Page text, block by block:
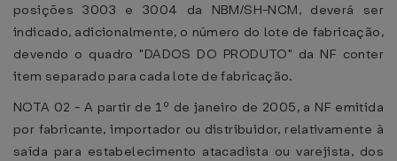
posições 3003 e 3004 da NBM/SH-NCM, deverá ser
indicado, adicionalmente, o número do lote de fabricação,
devendo o quadro "DADOS DO PRODUTO" da NF conter
item separado para cada lote de fabricação.
NOTA 02 - A partir de 1º de janeiro de 2005, a NF emitida
por fabricante, importador ou distribuidor, relativamente à
saída para estabelecimento atacadista ou varejista, dos